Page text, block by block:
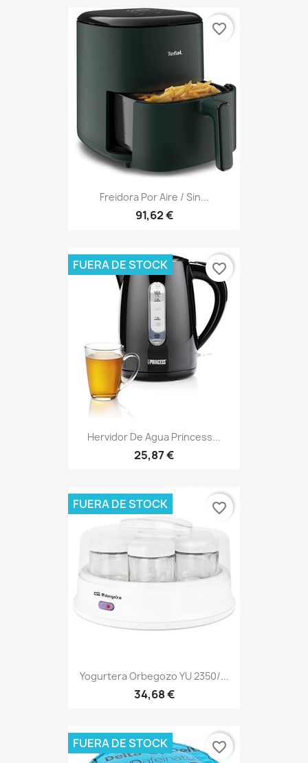
Freidora Por Aire / Sin...
91,62 €
favorite_border
Hervidor De Agua Princess...
25,87 €
FUERA DE STOCK favorite_border
Yogurtera Orbegozo YU 2350/...
34,68 €
FUERA DE STOCK favorite_border
FUERA DE STOCK favorite_border